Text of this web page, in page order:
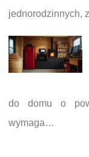
jednorodzinnych,
do domu o
wymaga…